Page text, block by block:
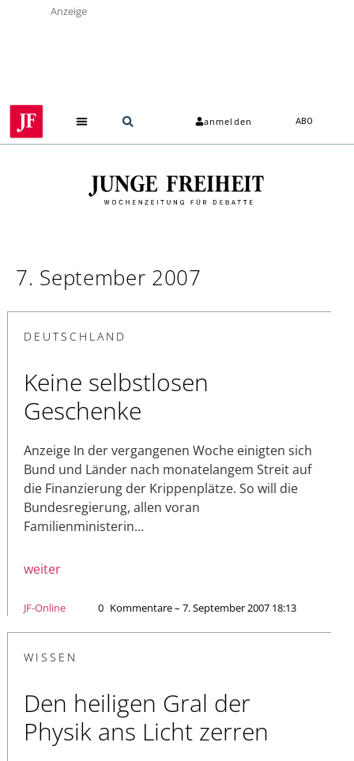
Anzeige
anmelden ABO
7. September 2007
DEUTSCHLAND
Keine selbstlosen
Geschenke
Anzeige In der vergangenen Woche einigten sich
Bund und Länder nach monatelangem Streit auf
die Finanzierung der Krippenplätze. So will die
Bundesregierung, allen voran
Familienministerin…
weiter
JF-Online 0 Kommentare – 7. September 2007 18:13
WISSEN
Den heiligen Gral der
Physik ans Licht zerren